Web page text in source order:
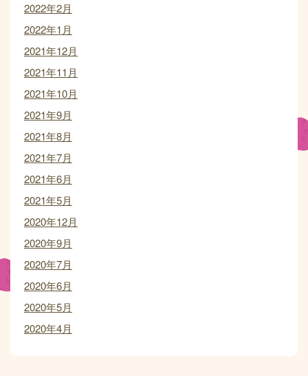
2022年2月
2022年1月
2021年12月
2021年11月
2021年10月
2021年9月
2021年8月
2021年7月
2021年6月
2021年5月
2020年12月
2020年9月
2020年7月
2020年6月
2020年5月
2020年4月